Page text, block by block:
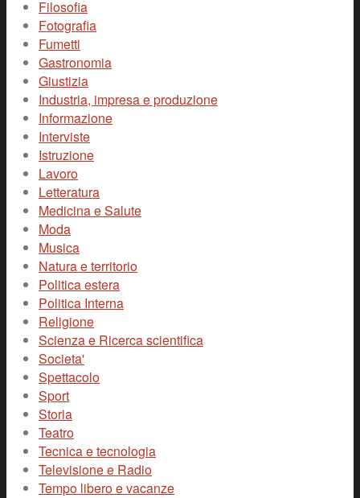
Filosofia
Fotografia
Fumetti
Gastronomia
Giustizia
Industria, impresa e produzione
Informazione
Interviste
Istruzione
Lavoro
Letteratura
Medicina e Salute
Moda
Musica
Natura e territorio
Politica estera
Politica Interna
Religione
Scienza e Ricerca scientifica
Societa'
Spettacolo
Sport
Storia
Teatro
Tecnica e tecnologia
Televisione e Radio
Tempo libero e vacanze